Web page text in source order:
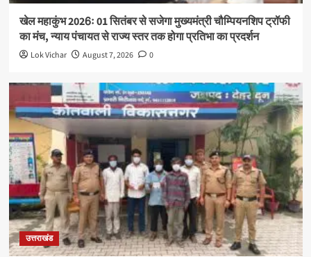
खेल महाकुंभ 2026ः 01 सितंबर से सजेगा मुख्यमंत्री चौम्पियनशिप ट्रॉफी
का मंच, न्याय पंचायत से राज्य स्तर तक होगा प्रतिभा का प्रदर्शन
Lok Vichar August 7, 2026 0
उत्तराखंड